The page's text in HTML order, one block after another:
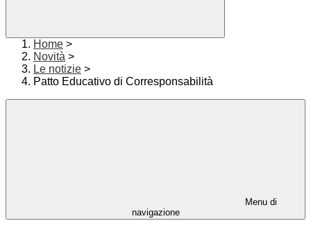
Home >
Novità >
Le notizie >
Patto Educativo di Corresponsabilità
Menu di
navigazione